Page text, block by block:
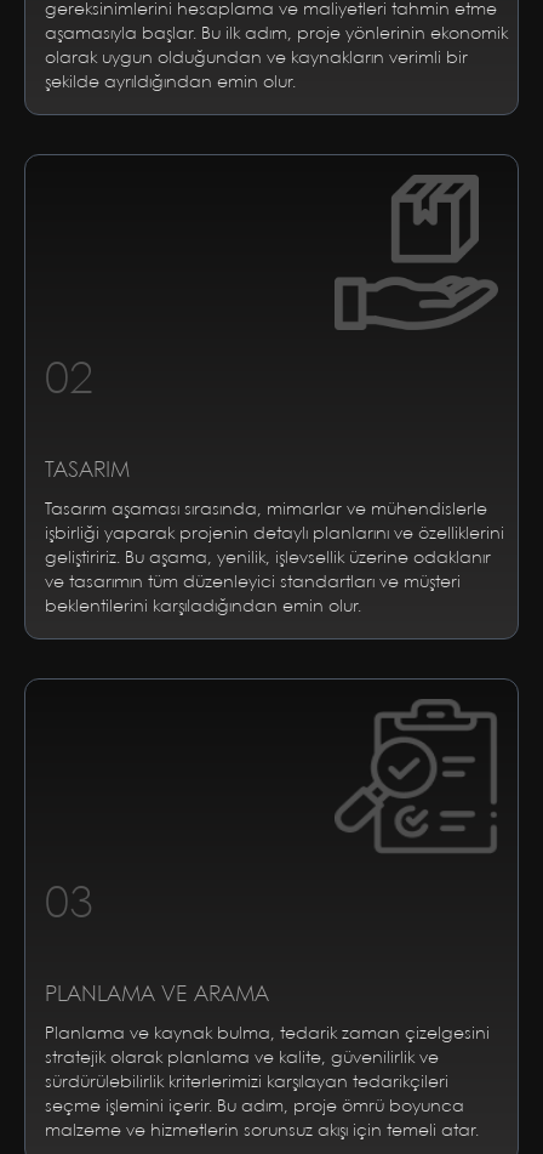
gereksinimlerini hesaplama ve maliyetleri tahmin etme
aşamasıyla başlar. Bu ilk adım, proje yönlerinin ekonomik
olarak uygun olduğundan ve kaynakların verimli bir
şekilde ayrıldığından emin olur.
02
TASARIM
Tasarım aşaması sırasında, mimarlar ve mühendislerle
işbirliği yaparak projenin detaylı planlarını ve özelliklerini
geliştiririz. Bu aşama, yenilik, işlevsellik üzerine odaklanır
ve tasarımın tüm düzenleyici standartları ve müşteri
beklentilerini karşıladığından emin olur.
03
PLANLAMA VE ARAMA
Planlama ve kaynak bulma, tedarik zaman çizelgesini
stratejik olarak planlama ve kalite, güvenilirlik ve
sürdürülebilirlik kriterlerimizi karşılayan tedarikçileri
seçme işlemini içerir. Bu adım, proje ömrü boyunca
malzeme ve hizmetlerin sorunsuz akışı için temeli atar.